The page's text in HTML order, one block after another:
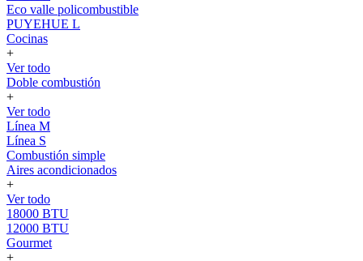
Eco valle policombustible
PUYEHUE L
Cocinas
+
Ver todo
Doble combustión
+
Ver todo
Línea M
Línea S
Combustión simple
Aires acondicionados
+
Ver todo
18000 BTU
12000 BTU
Gourmet
+